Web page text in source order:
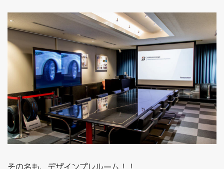
その名も、デザインプレルーム！！